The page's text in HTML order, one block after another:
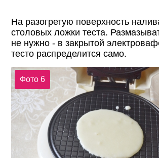
На разогретую поверхность
столовых ложки теста.
не нужно - в закрытой
тесто распределится само.
Фото 6